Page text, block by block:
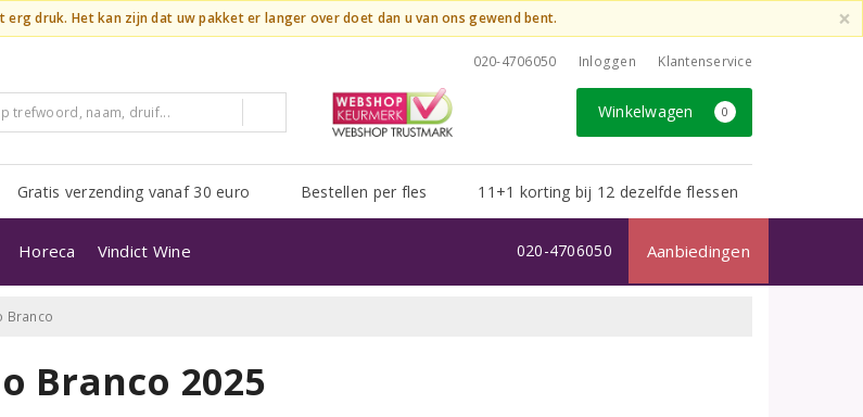
erg druk. Het kan zijn dat uw pakket er langer over doet dan u van ons gewend bent. ×
020-4706050 Inloggen Klantenservice
Winkelwagen 0
Gratis verzending vanaf 30 euro Bestellen per fles 11+1 korting bij 12 dezelfde flessen
Horeca Vindict Wine Aanbiedingen
020-4706050
Branco
Branco 2025